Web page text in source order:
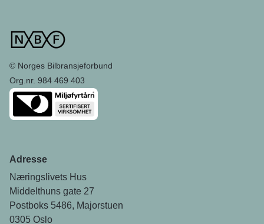
© Norges Bilbransjeforbund
Org.nr. 984 469 403
Adresse
Næringslivets Hus
Middelthuns gate 27
Postboks 5486, Majorstuen
0305 Oslo